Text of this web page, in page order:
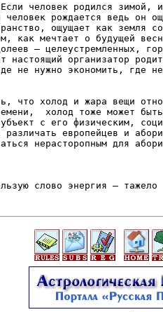
человек родился зимой,
рождается ведь он
ощущает как земля
как мечтает о будущей
– целеустремленных,
настоящий организатор
не нужно экономить, где
что холод и жара вещи
холод тоже может
с его физическим,
европейцев и
нерасторопным для
слово энергия – тажело